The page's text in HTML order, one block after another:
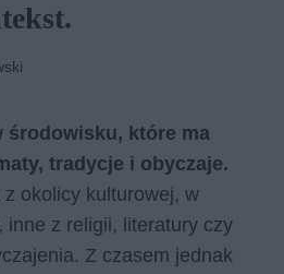
środowisku, które ma
tradycje i obyczaje.
okolicy kulturowej, w
inne z religii, literatury czy
Z czasem jednak